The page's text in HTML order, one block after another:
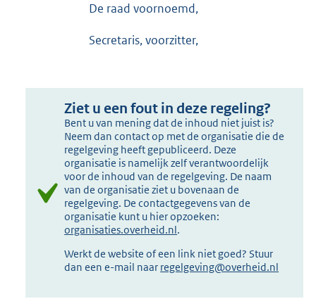
De raad voornoemd,
Secretaris, voorzitter,
Ziet u een fout in deze regeling?
Bent u van mening dat de inhoud niet juist is?
Neem dan contact op met de organisatie die de
regelgeving heeft gepubliceerd. Deze
organisatie is namelijk zelf verantwoordelijk
voor de inhoud van de regelgeving. De naam
van de organisatie ziet u bovenaan de
regelgeving. De contactgegevens van de
organisatie kunt u hier opzoeken:
organisaties.overheid.nl.
Werkt de website of een link niet goed? Stuur
dan een e-mail naar regelgeving@overheid.nl